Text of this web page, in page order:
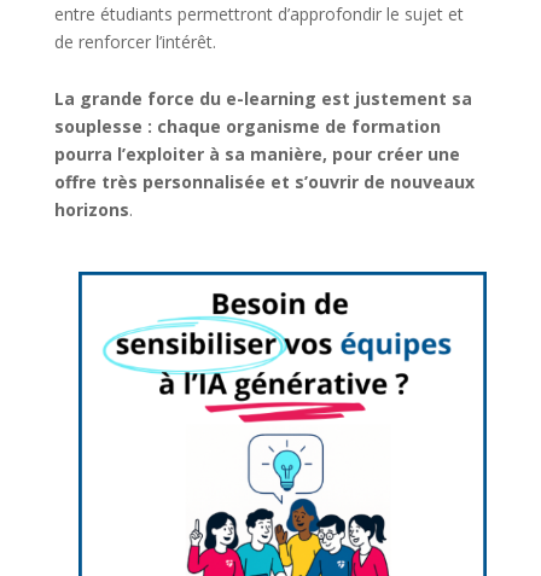
entre étudiants permettront d’approfondir le sujet et
de renforcer l’intérêt.
La grande force du e-learning est justement sa
souplesse : chaque organisme de formation
pourra l’exploiter à sa manière, pour créer une
offre très personnalisée et s’ouvrir de nouveaux
horizons.